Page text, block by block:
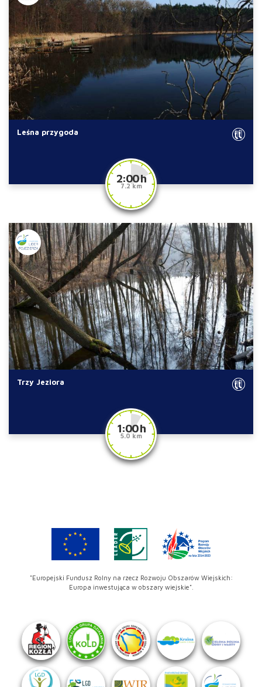
Leśna przygoda
2:00 h
7.2 km
Trzy Jeziora
1:00 h
5.0 km
"Europejski Fundusz Rolny na rzecz Rozwoju Obszarów Wiejskich:
Europa inwestująca w obszary wiejskie".